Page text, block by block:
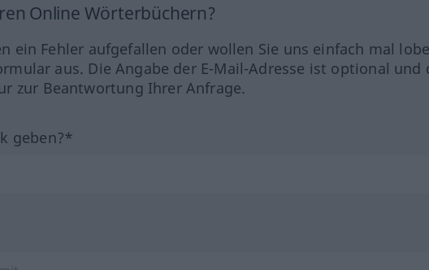
Online Wörterbüchern?
ein Fehler aufgefallen oder wollen Sie uns einfach mal
aus. Die Angabe der E-Mail-Adresse ist optional und
zur Beantwortung Ihrer Anfrage.
geben?*